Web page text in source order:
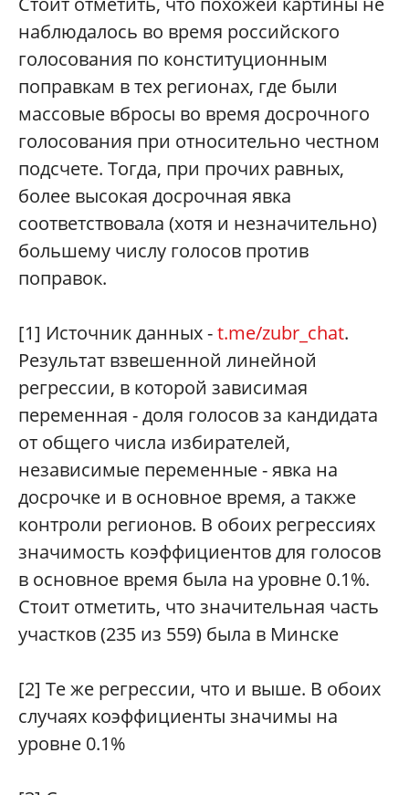
наблюдалось во время российского
голосования по конституционным
поправкам в тех регионах, где были
массовые вбросы во время досрочного
голосования при относительно честном
подсчете. Тогда, при прочих равных,
более высокая досрочная явка
соответствовала (хотя и незначительно)
большему числу голосов против
поправок.
[1] Источник данных -t.me/zubr_chat.
Результат взвешенной линейной
регрессии, в которой зависимая
переменная - доля голосов за кандидата
от общего числа избирателей,
независимые переменные - явка на
досрочке и в основное время, а также
контроли регионов. В обоих регрессиях
значимость коэффициентов для голосов
в основное время была на уровне 0.1%.
Стоит отметить, что значительная часть
участков (235 из 559) была в Минске
[2] Те же регрессии, что и выше. В обоих
случаях коэффициенты значимы на
уровне 0.1%